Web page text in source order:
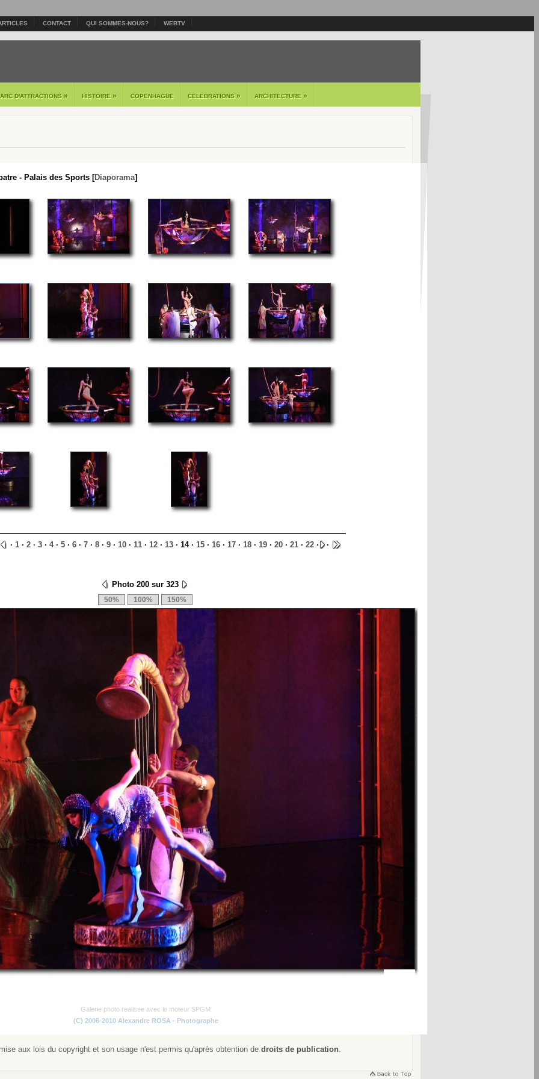
CONTACT QUI SOMMES-NOUS? WEBTV
D'ATTRACTIONS » HISTOIRE » COPENHAGUE CELEBRATIONS » ARCHITECTURE »
- Palais des Sports [Diaporama]
· 1 · 2 · 3 · 4· 5 · 6 · 7 · 8 · 9 · 10 · 11 · 12 · 13 · 14 · 15 · 16 · 17 · 18 · 19 · 20 · 21 · 22 · ·
Photo 200 sur 323
Galerie photo realisee avec le moteur SPGM
(C) 2006-2010 Alexandre ROSA - Photographe
aux lois du copyright et son usage n'est permis qu'après obtention de droits de publication.